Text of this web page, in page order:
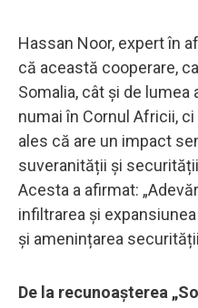
Hassan Noor, expert în
că această cooperare,
Somalia, cât și de
numai în Cornul Africii,
ales că are un impact
suveranității și
Acesta a afirmat:
infiltrarea și
și amenințarea
De la recunoașterea